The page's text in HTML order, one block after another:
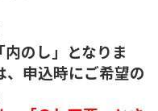
のし」となりま
、申込時にご希望の